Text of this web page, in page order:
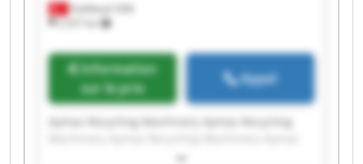
Halilbeyli OSB
2 257 km
Information
sur le prix
Appel
Aymas Recycling Machinery Aymas Recycling
Recycling Machinery Aymas Recycling Machinery